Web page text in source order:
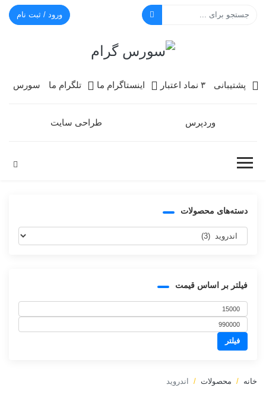
ورود / ثبت نام
پشتیبانی ۳ نماد اعتبار اینستاگرام ما تلگرام ما سورس
وردپرس طراحی سایت
دسته‌های محصولات
فیلتر بر اساس قیمت
فیلتر
خانه محصولات اندروید